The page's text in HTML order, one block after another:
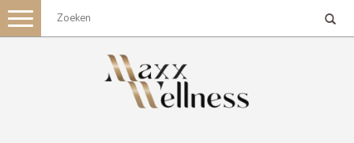
Toggle
navigation